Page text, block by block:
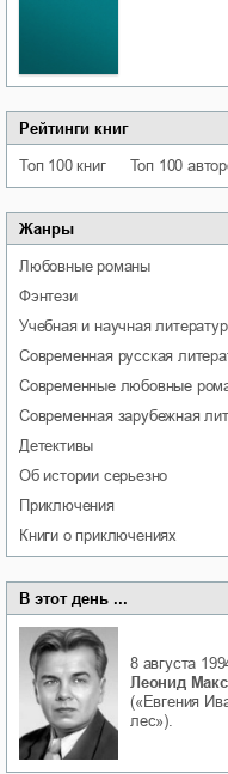
Рейтинги книг
Топ 100 книг Топ 100
Жанры
любовные романы
фэнтези
учебная и научная
современная русская
современные любовные
современная зарубежная
детективы
об истории серьезно
приключения
книги о приключениях
В этот день ...
8 августа
Леонид
(«Евгения
лес»).